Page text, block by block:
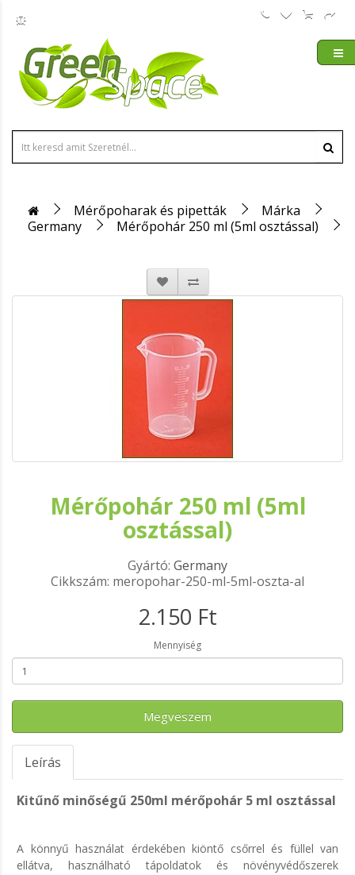
Mérőpoharak és pipetták
Márka
Germany
Mérőpohár 250 ml (5ml osztással)
Mérőpohár 250 ml (5ml
osztással)
Gyártó: Germany
Cikkszám: meropohar-250-ml-5ml-oszta-al
2.150 Ft
Mennyiség
Megveszem
Leírás
Kitűnő minőségű 250ml mérőpohár 5 ml osztással
A könnyű használat érdekében kiöntő csőrrel és füllel van
ellátva, használható tápoldatok és növényvédőszerek